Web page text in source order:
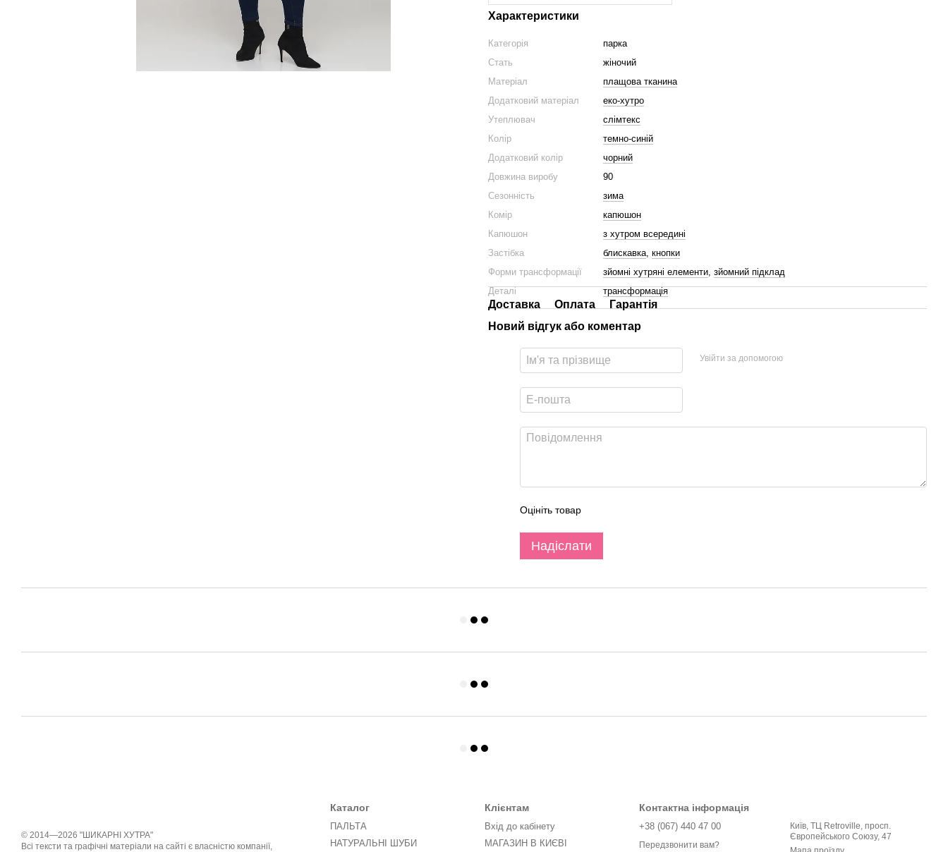
Характеристики
Категорія
парка
Стать
жіночий
Матеріал
плащова тканина
Додатковий матеріал
еко-хутро
Утеплювач
слімтекс
Колір
темно-синій
Додатковий колір
чорний
Довжина виробу
90
Сезонність
зима
Комір
капюшон
Капюшон
з хутром всередині
Застібка
блискавка, кнопки
Форми трансформації
зйомні хутряні елементи, зйомний підклад
Деталі
трансформація
Доставка Оплата
Гарантія
Новий відгук або коментар
Увійти за допомогою
Оцініть товар
Надіслати
© 2014—2026 "ШИКАРНІ ХУТРА"
Всі тексти та графічні матеріали на сайті є власністю компанії,
Каталог
ПАЛЬТА
НАТУРАЛЬНІ ШУБИ
Клієнтам
Вхід до кабінету
МАГАЗИН В КИЄВІ
Контактна інформація
+38 (067) 440 47 00
Передзвонити вам?
Київ, ТЦ Retroville, просп.
Європейського Союзу, 47